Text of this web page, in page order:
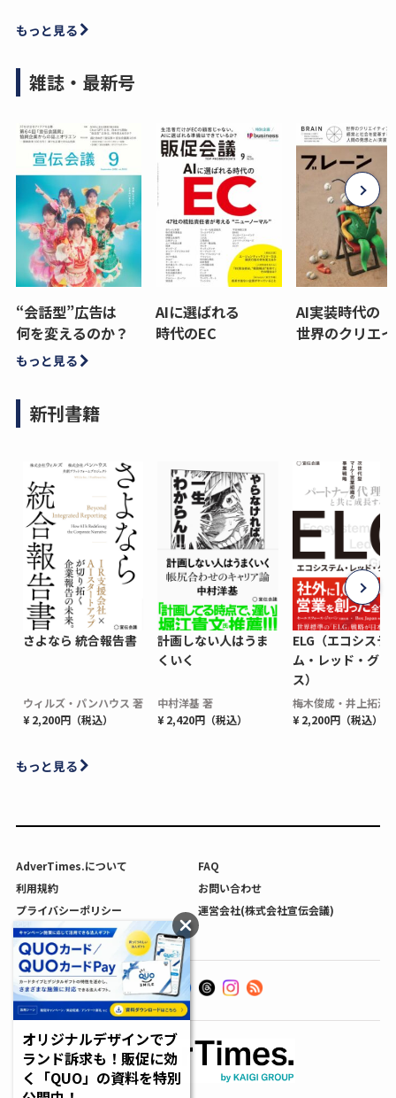
もっと見る
雑誌・最新号
“会話型”広告は
何を変えるのか？
AIに選ばれる
時代のEC
AI実装時代の
世界のクリエ
もっと見る
新刊書籍
さよなら 統合報告書
ウィルズ・パンハウス 著
¥ 2,200円（税込）
計画しない人はうま
くいく
中村洋基 著
¥ 2,420円（税込）
ELG（エコシステ
ム・レッド・グロ
ス）
梅木俊成・井上拓海
¥ 2,200円（税込）
もっと見る
AdverTimes.について
FAQ
利用規約
お問い合わせ
プライバシーポリシー
運営会社(株式会社宣伝会議)
利用者情報の外部送信について
オリジナルデザインでブ
ランド訴求も！販促に効
く「QUO」の資料を特別